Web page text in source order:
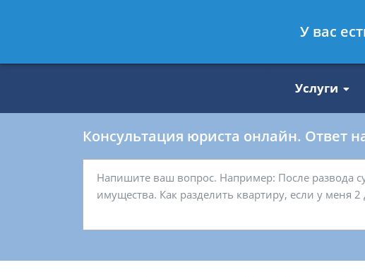
8 812 509-27-47
Услуги
Консультация юриста онлайн. Ответ
У вас